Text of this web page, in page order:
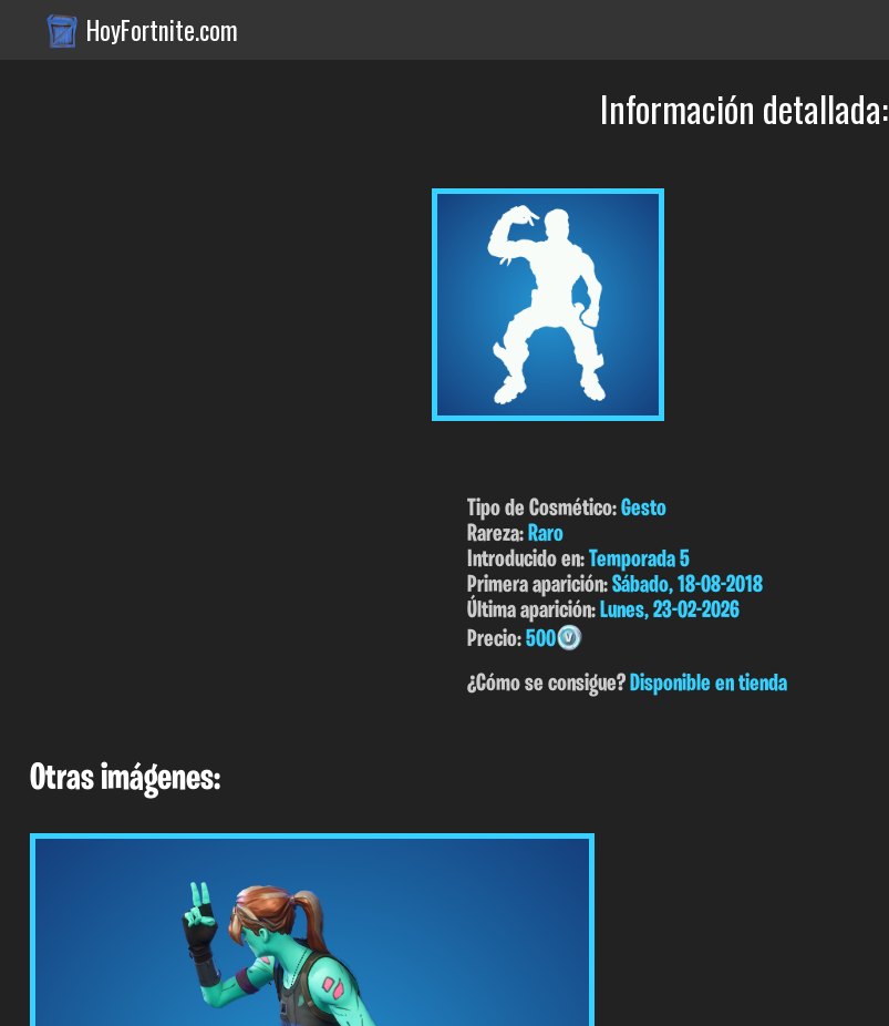
HoyFortnite.com
Información detallada:
Tipo de Cosmético:Gesto
Rareza:Raro
Introducido en:Temporada 5
Primera aparición:Sábado, 18-08-2018
Última aparición:Lunes, 23-02-2026
Precio:500
¿Cómo se consigue?Disponible en tienda
Otras imágenes: